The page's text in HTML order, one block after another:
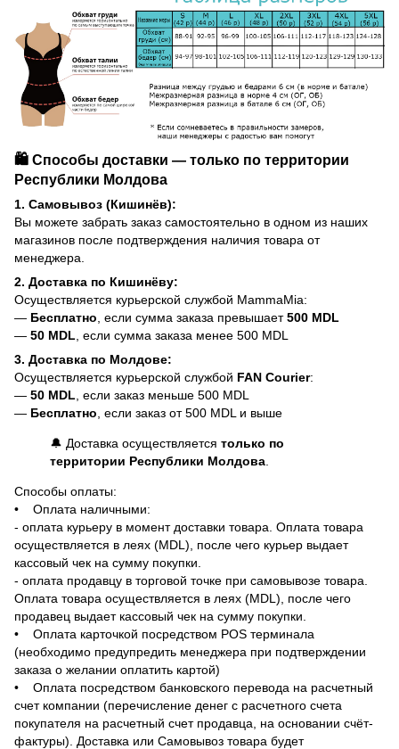
🛍️ Способы доставки — только по территории
Республики Молдова
1. Самовывоз (Кишинёв):
Вы можете забрать заказ самостоятельно в одном из наших
магазинов после подтверждения наличия товара от
менеджера.
2. Доставка по Кишинёву:
Осуществляется курьерской службой MammaMia:
— Бесплатно , если сумма заказа превышает500 MDL
— 50 MDL , если сумма заказа менее 500 MDL
3. Доставка по Молдове:
Осуществляется курьерской службой FAN Courier:
— 50 MDL , если заказ меньше 500 MDL
— Бесплатно , если заказ от 500 MDL и выше
🔔 Доставка осуществляется только по
территории Республики Молдова
Способы оплаты:
• Оплата наличными:
- оплата курьеру в момент доставки товара. Оплата товара
осуществляется в леях (MDL), после чего курьер выдает
кассовый чек на сумму покупки.
- оплата продавцу в торговой точке при самовывозе товара.
Оплата товара осуществляется в леях (MDL), после чего
продавец выдает кассовый чек на сумму покупки.
• Оплата карточкой посредством POS терминала
(необходимо предупредить менеджера при подтверждении
заказа о желании оплатить картой)
• Оплата посредством банковского перевода на расчетный
счет компании (перечисление денег с расчетного счета
покупателя на расчетный счет продавца, на основании счёт-
фактуры). Доставка или Самовывоз товара будет